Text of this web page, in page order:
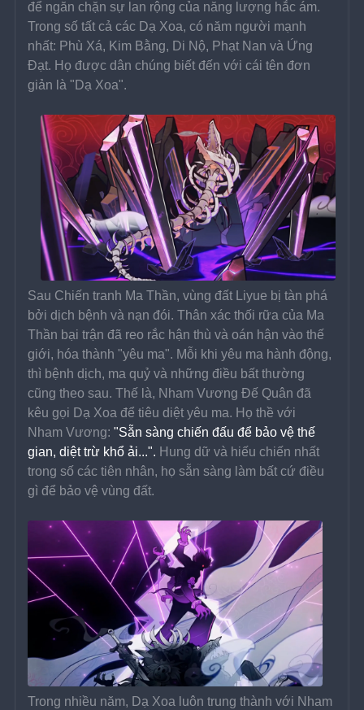
để ngăn chặn sự lan rộng của năng lượng hắc ám.
Trong số tất cả các Dạ Xoa, có năm người mạnh
nhất: Phù Xá, Kim Bằng, Di Nộ, Phạt Nan và Ứng
Đạt. Họ được dân chúng biết đến với cái tên đơn
giản là "Dạ Xoa".
Sau Chiến tranh Ma Thần, vùng đất Liyue bị tàn phá
bởi dịch bệnh và nạn đói. Thân xác thối rữa của Ma
Thần bại trận đã reo rắc hận thù và oán hận vào thế
giới, hóa thành "yêu ma". Mỗi khi yêu ma hành động,
thì bệnh dịch, ma quỷ và những điều bất thường
cũng theo sau. Thế là, Nham Vương Đế Quân đã
kêu gọi Dạ Xoa để tiêu diệt yêu ma. Họ thề với
Nham Vương: "Sẵn sàng chiến đấu để bảo vệ thế
gian, diệt trừ khổ ải...". Hung dữ và hiếu chiến nhất
trong số các tiên nhân, họ sẵn sàng làm bất cứ điều
gì để bảo vệ vùng đất.
Trong nhiều năm, Dạ Xoa luôn trung thành với Nham